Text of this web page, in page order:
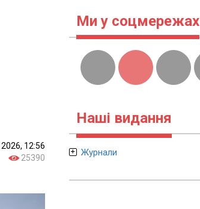
12:56
25390
Ми у соцмережах
Наші видання
Журнали